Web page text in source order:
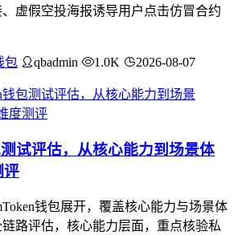
虚假空投海报诱导用户点击仿冒合约
包 qbadmin 1.0K 2026-08-07
试评估，从核心能力到场景体
评
钱包展开，覆盖核心能力与场景体
路评估，核心能力层面，重点核验私